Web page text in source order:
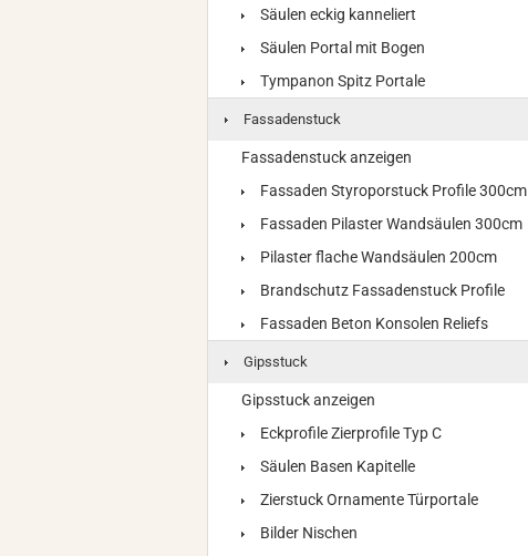
Säulen eckig kanneliert
Säulen Portal mit Bogen
Tympanon Spitz Portale
Fassadenstuck
Fassadenstuck anzeigen
Fassaden Styroporstuck Profile 300cm
Fassaden Pilaster Wandsäulen 300cm
Pilaster flache Wandsäulen 200cm
Brandschutz Fassadenstuck Profile
Fassaden Beton Konsolen Reliefs
Gipsstuck
Gipsstuck anzeigen
Eckprofile Zierprofile Typ C
Säulen Basen Kapitelle
Zierstuck Ornamente Türportale
Bilder Nischen